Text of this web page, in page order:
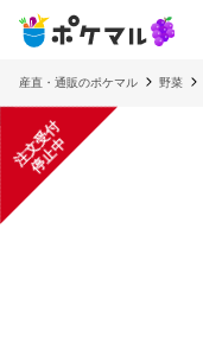
産直・通販のポケマル 野菜
注
文
受
付
停
止
中